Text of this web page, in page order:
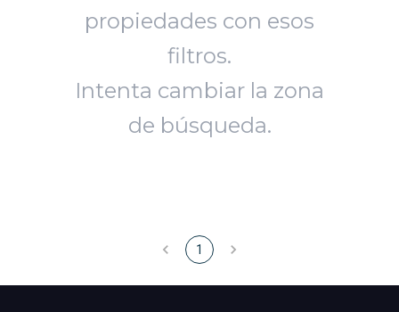
propiedades con esos
filtros.
Intenta cambiar la zona
de búsqueda.
1